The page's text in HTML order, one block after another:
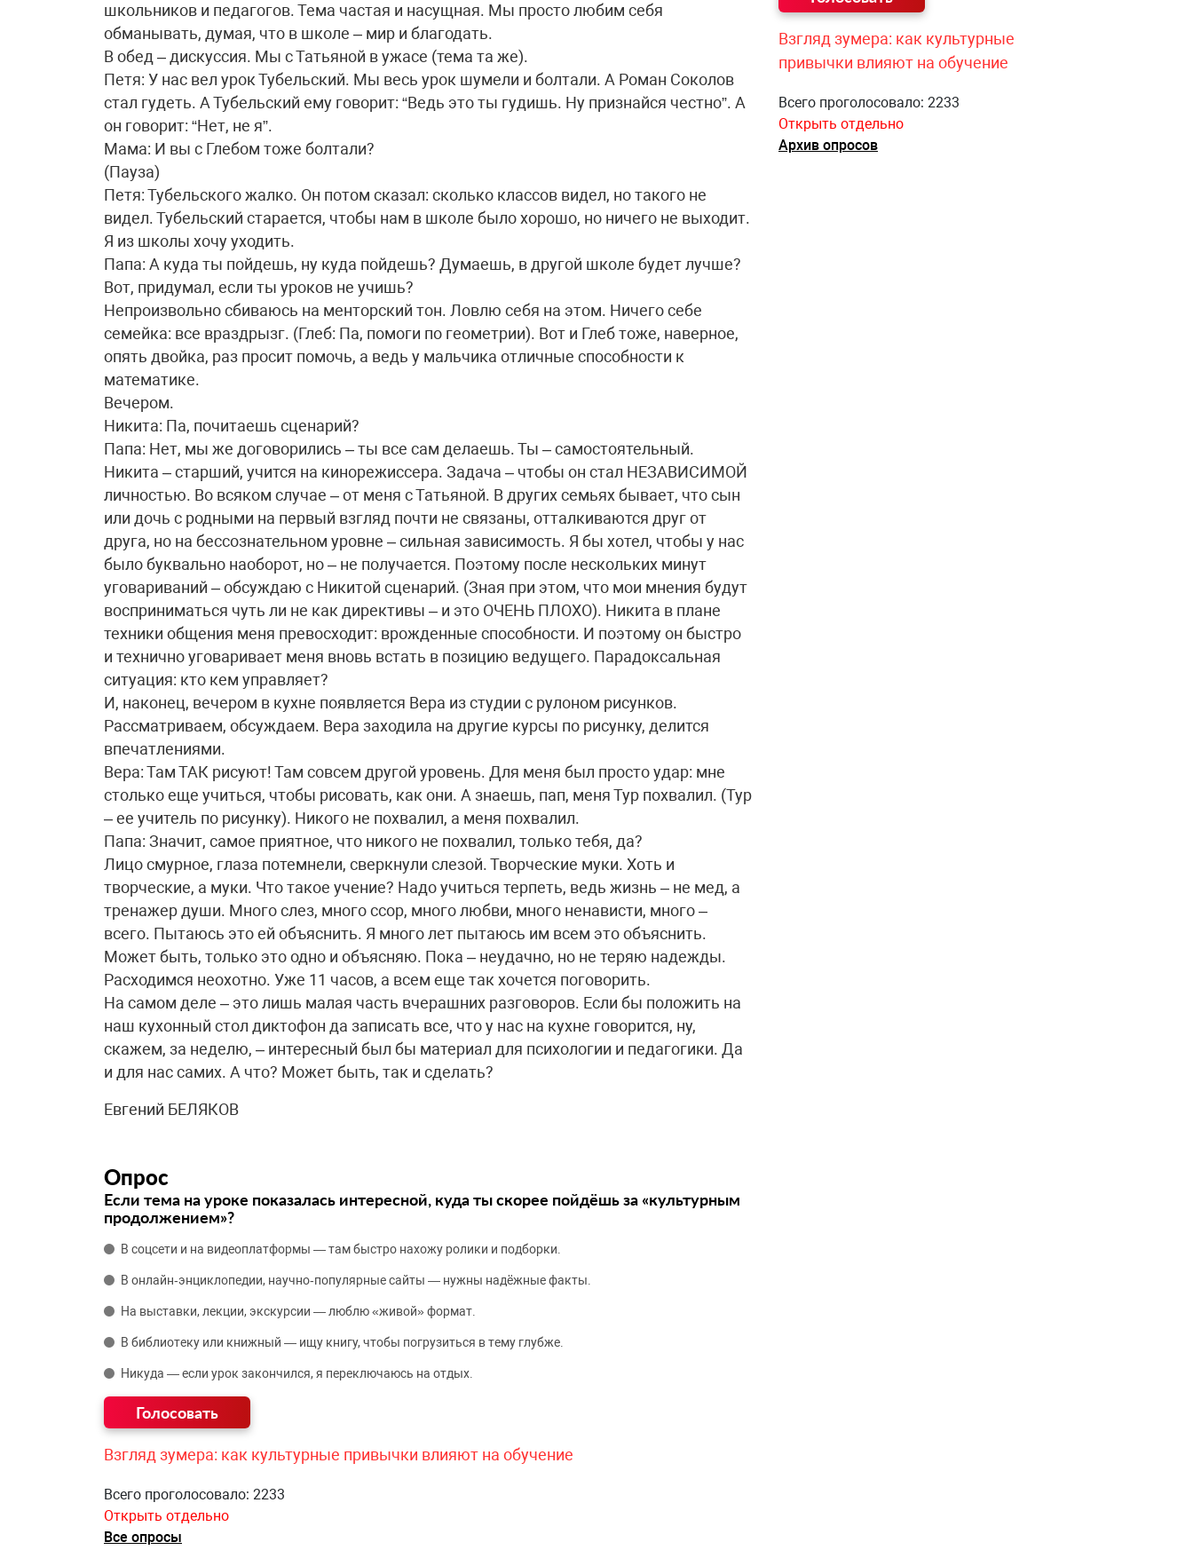
школьников и педагогов. Тема частая и насущная. Мы просто любим себя
обманывать, думая, что в школе – мир и благодать.
В обед – дискуссия. Мы с Татьяной в ужасе (тема та же).
Петя: У нас вел урок Тубельский. Мы весь урок шумели и болтали. А Роман Соколов
стал гудеть. А Тубельский ему говорит: “Ведь это ты гудишь. Ну признайся честно”. А
он говорит: “Нет, не я”.
Мама: И вы с Глебом тоже болтали?
(Пауза)
Петя: Тубельского жалко. Он потом сказал: сколько классов видел, но такого не
видел. Тубельский старается, чтобы нам в школе было хорошо, но ничего не выходит.
Я из школы хочу уходить.
Папа: А куда ты пойдешь, ну куда пойдешь? Думаешь, в другой школе будет лучше?
Вот, придумал, если ты уроков не учишь?
Непроизвольно сбиваюсь на менторский тон. Ловлю себя на этом. Ничего себе
семейка: все враздрызг. (Глеб: Па, помоги по геометрии). Вот и Глеб тоже, наверное,
опять двойка, раз просит помочь, а ведь у мальчика отличные способности к
математике.
Вечером.
Никита: Па, почитаешь сценарий?
Папа: Нет, мы же договорились – ты все сам делаешь. Ты – самостоятельный.
Никита – старший, учится на кинорежиссера. Задача – чтобы он стал НЕЗАВИСИМОЙ
личностью. Во всяком случае – от меня с Татьяной. В других семьях бывает, что сын
или дочь с родными на первый взгляд почти не связаны, отталкиваются друг от
друга, но на бессознательном уровне – сильная зависимость. Я бы хотел, чтобы у нас
было буквально наоборот, но – не получается. Поэтому после нескольких минут
уговариваний – обсуждаю с Никитой сценарий. (Зная при этом, что мои мнения будут
восприниматься чуть ли не как директивы – и это ОЧЕНЬ ПЛОХО). Никита в плане
техники общения меня превосходит: врожденные способности. И поэтому он быстро
и технично уговаривает меня вновь встать в позицию ведущего. Парадоксальная
ситуация: кто кем управляет?
И, наконец, вечером в кухне появляется Вера из студии с рулоном рисунков.
Рассматриваем, обсуждаем. Вера заходила на другие курсы по рисунку, делится
впечатлениями.
Вера: Там ТАК рисуют! Там совсем другой уровень. Для меня был просто удар: мне
столько еще учиться, чтобы рисовать, как они. А знаешь, пап, меня Тур похвалил. (Тур
– ее учитель по рисунку). Никого не похвалил, а меня похвалил.
Папа: Значит, самое приятное, что никого не похвалил, только тебя, да?
Лицо смурное, глаза потемнели, сверкнули слезой. Творческие муки. Хоть и
творческие, а муки. Что такое учение? Надо учиться терпеть, ведь жизнь – не мед, а
тренажер души. Много слез, много ссор, много любви, много ненависти, много –
всего. Пытаюсь это ей объяснить. Я много лет пытаюсь им всем это объяснить.
Может быть, только это одно и объясняю. Пока – неудачно, но не теряю надежды.
Расходимся неохотно. Уже 11 часов, а всем еще так хочется поговорить.
На самом деле – это лишь малая часть вчерашних разговоров. Если бы положить на
наш кухонный стол диктофон да записать все, что у нас на кухне говорится, ну,
скажем, за неделю, – интересный был бы материал для психологии и педагогики. Да
и для нас самих. А что? Может быть, так и сделать?
Евгений БЕЛЯКОВ
Опрос
Если тема на уроке показалась интересной, куда ты скорее пойдёшь за «культурным
продолжением»?
В соцсети и на видеоплатформы — там быстро нахожу ролики и подборки.
В онлайн‑энциклопедии, научно‑популярные сайты — нужны надёжные факты.
На выставки, лекции, экскурсии — люблю «живой» формат.
В библиотеку или книжный — ищу книгу, чтобы погрузиться в тему глубже.
Никуда — если урок закончился, я переключаюсь на отдых.
Взгляд зумера: как культурные привычки влияют на обучение
Всего проголосовало: 2233
Открыть отдельно
Все опросы
Взгляд зумера: как культурные
привычки влияют на обучение
Всего проголосовало: 2233
Открыть отдельно
Архив опросов